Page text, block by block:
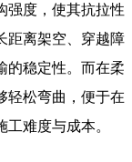
强度，使其抗拉性
距离架空、穿越障
的稳定性。而在柔
轻松弯曲，便于在
难度与成本。